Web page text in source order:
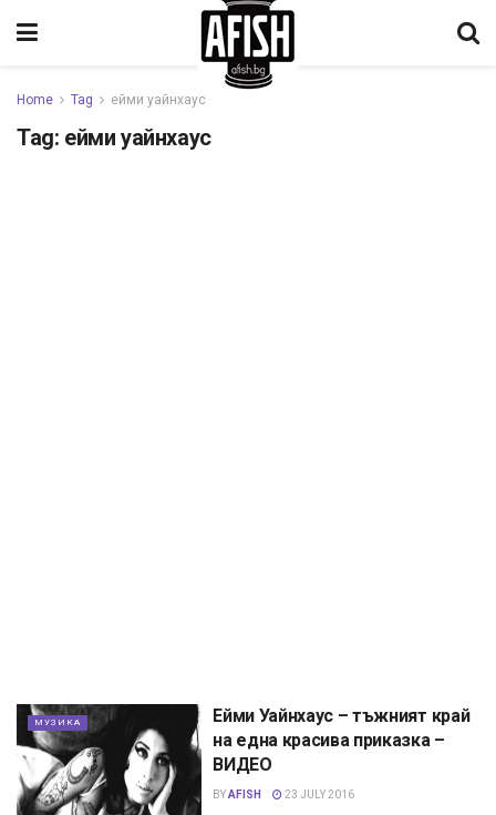
Home Tag ейми уайнхаус
Tag: ейми уайнхаус
МУЗИКА
Ейми Уайнхаус – тъжният край
на една красива приказка –
ВИДЕО
BYAFISH 23 JULY 2016